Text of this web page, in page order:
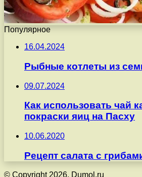
Популярное
16.04.2024
Рыбные котлеты из
09.07.2024
Как использовать чай
покраски яиц на Пасху
10.06.2020
Рецепт салата с
© Copyright 2026, Dumol.ru